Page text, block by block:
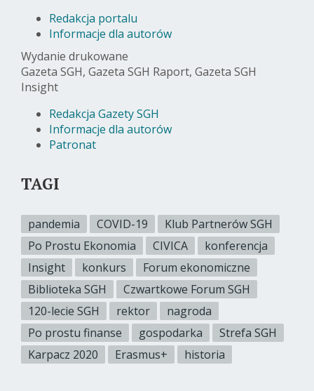
Redakcja portalu
Informacje dla autorów
Wydanie drukowane
Gazeta SGH, Gazeta SGH Raport, Gazeta SGH
Insight
Redakcja Gazety SGH
Informacje dla autorów
Patronat
TAGI
pandemia COVID-19
Klub Partnerów SGH
Po Prostu Ekonomia
CIVICA
konferencja
Insight
konkurs
Forum ekonomiczne
Biblioteka SGH
Czwartkowe Forum SGH
120-lecie SGH
rektor
nagroda
Po prostu finanse
gospodarka
Strefa SGH
Karpacz 2020
Erasmus+ historia